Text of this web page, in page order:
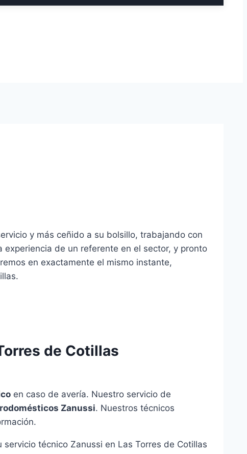
y más ceñido a su bolsillo, trabajando con
experiencia de un referente en el sector, y pronto
en exactamente el mismo instante,
de Cotillas
en caso de avería. Nuestro servicio de
Zanussi. Nuestros técnicos
técnico Zanussi en Las Torres de Cotillas